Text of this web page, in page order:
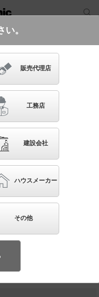
算
LE1
白色） シーリングラ
1灯器具相当
。
販売代理店
工務店
建設会社
ハウスメーカー
その他